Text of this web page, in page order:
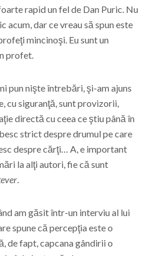
rapid un fel de Dan Puric. Nu
acum, dar ce vreau să spun este
mincinoşi. Eu sunt un
profet.
pun nişte întrebări, şi-am ajuns
cu siguranţă, sunt provizorii,
directă cu ceea ce ştiu până în
strict despre drumul pe care
despre cărţi… A, e important
la alţi autori, fie că sunt
.
am găsit într-un interviu al lui
spune că percepţia este o
de fapt, capcana gândirii o